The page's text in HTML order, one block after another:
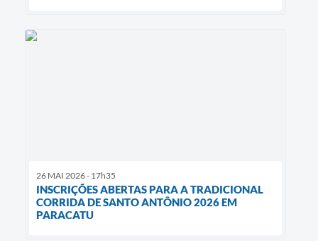
26 MAI 2026 - 17h35
INSCRIÇÕES ABERTAS PARA A TRADICIONAL
CORRIDA DE SANTO ANTÔNIO 2026 EM
PARACATU